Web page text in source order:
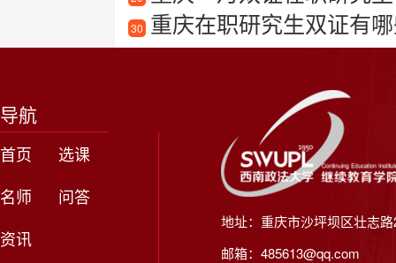
30 重庆在职研究生双证有
导航
首页
选课
名师
问答
资讯
地址：重庆市沙坪坝区壮志
邮箱：485613@qq.com